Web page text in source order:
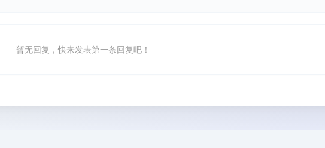
暂无回复，快来发表第一条回复吧！